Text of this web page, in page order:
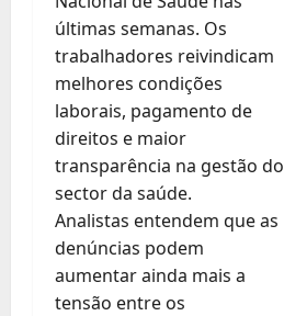
últimas semanas. Os
trabalhadores reivindicam
melhores condições
laborais, pagamento de
direitos e maior
transparência na gestão do
sector da saúde.
Analistas entendem que as
denúncias podem
aumentar ainda mais a
tensão entre os